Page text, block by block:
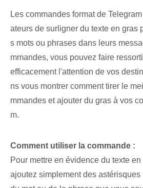
Les commandes ⁤format⁣ de
ateurs de surligner du texte en gras
s mots ou phrases dans leurs
mmandes, vous pouvez faire
efficacement l'attention de vos
ns vous montrer comment tirer le
mmandes et ajouter du gras à vos
m.
Comment utiliser la commande :
Pour mettre en évidence du texte
ajoutez simplement des astérisques